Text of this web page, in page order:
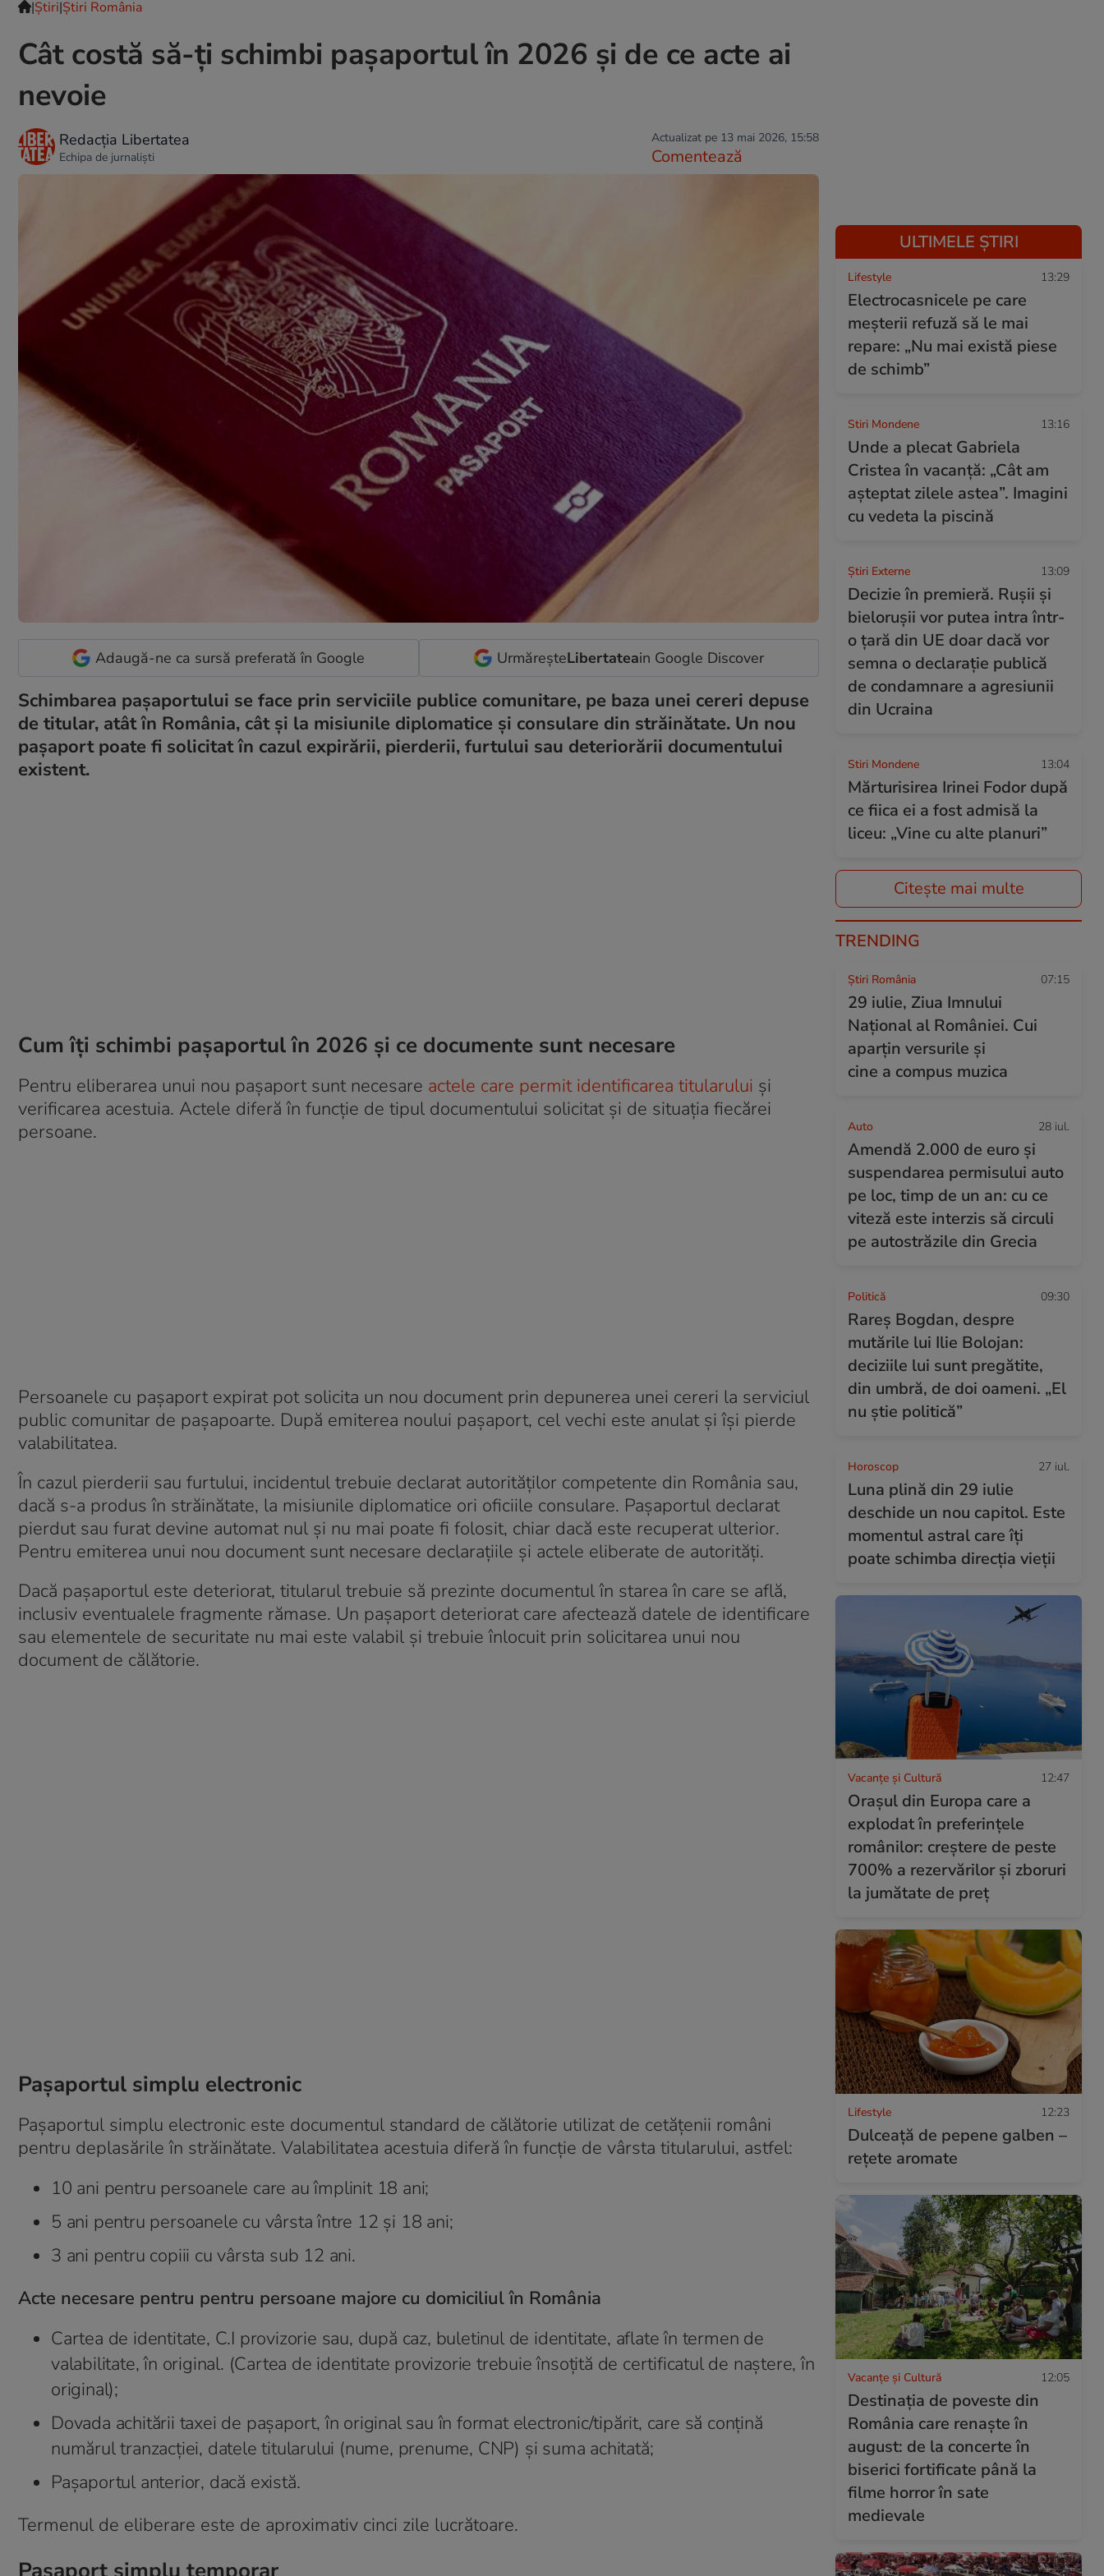
|Ştiri|Știri România
Cât costă să-ți schimbi pașaportul în 2026 și de ce acte ai
nevoie
Redacția Libertatea
Echipa de jurnaliști
Actualizat pe 13 mai 2026, 15:58
Comentează
Adaugă-ne ca sursă preferată în Google UrmăreșteLibertateain Google Discover
Schimbarea pașaportului se face prin serviciile publice comunitare, pe baza unei cereri depuse
de titular, atât în România, cât și la misiunile diplomatice și consulare din străinătate. Un nou
pașaport poate fi solicitat în cazul expirării, pierderii, furtului sau deteriorării documentului
existent.
Cum îți schimbi pașaportul în 2026 și ce documente sunt necesare
Pentru eliberarea unui nou pașaport sunt necesare actele care permit identificarea titularului și
verificarea acestuia. Actele diferă în funcție de tipul documentului solicitat și de situația fiecărei
persoane.
Persoanele cu pașaport expirat pot solicita un nou document prin depunerea unei cereri la serviciul
public comunitar de pașapoarte. După emiterea noului pașaport, cel vechi este anulat și își pierde
valabilitatea.
În cazul pierderii sau furtului, incidentul trebuie declarat autorităților competente din România sau,
dacă s-a produs în străinătate, la misiunile diplomatice ori oficiile consulare. Pașaportul declarat
pierdut sau furat devine automat nul și nu mai poate fi folosit, chiar dacă este recuperat ulterior.
Pentru emiterea unui nou document sunt necesare declarațiile și actele eliberate de autorități.
Dacă pașaportul este deteriorat, titularul trebuie să prezinte documentul în starea în care se află,
inclusiv eventualele fragmente rămase. Un pașaport deteriorat care afectează datele de identificare
sau elementele de securitate nu mai este valabil și trebuie înlocuit prin solicitarea unui nou
document de călătorie.
Pașaportul simplu electronic
Pașaportul simplu electronic este documentul standard de călătorie utilizat de cetățenii români
pentru deplasările în străinătate. Valabilitatea acestuia diferă în funcție de vârsta titularului, astfel:
10 ani pentru persoanele care au împlinit 18 ani;
5 ani pentru persoanele cu vârsta între 12 și 18 ani;
3 ani pentru copiii cu vârsta sub 12 ani.
Acte necesare pentru pentru persoane majore cu domiciliul în România
Cartea de identitate, C.I provizorie sau, după caz, buletinul de identitate, aflate în termen de
valabilitate, în original. (Cartea de identitate provizorie trebuie însoţită de certificatul de naştere, în
original);
Dovada achitării taxei de pașaport, în original sau în format electronic/tipărit, care să conțină
numărul tranzacției, datele titularului (nume, prenume, CNP) și suma achitată;
Pașaportul anterior, dacă există.
Termenul de eliberare este de aproximativ cinci zile lucrătoare.
ULTIMELE ȘTIRI
Lifestyle 13:29
Electrocasnicele pe care
meșterii refuză să le mai
repare: „Nu mai există piese
de schimb”
Stiri Mondene 13:16
Unde a plecat Gabriela
Cristea în vacanță: „Cât am
așteptat zilele astea”. Imagini
cu vedeta la piscină
Știri Externe 13:09
Decizie în premieră. Rușii și
bielorușii vor putea intra într-
o țară din UE doar dacă vor
semna o declarație publică
de condamnare a agresiunii
din Ucraina
Stiri Mondene 13:04
Mărturisirea Irinei Fodor după
ce fiica ei a fost admisă la
liceu: „Vine cu alte planuri”
Citește mai multe
TRENDING
Știri România 07:15
29 iulie, Ziua Imnului
Național al României. Cui
aparțin versurile și
cine a compus muzica
Auto 28 iul.
Amendă 2.000 de euro și
suspendarea permisului auto
pe loc, timp de un an: cu ce
viteză este interzis să circuli
pe autostrăzile din Grecia
Politică 09:30
Rareș Bogdan, despre
mutările lui Ilie Bolojan:
deciziile lui sunt pregătite,
din umbră, de doi oameni. „El
nu știe politică”
Horoscop 27 iul.
Luna plină din 29 iulie
deschide un nou capitol. Este
momentul astral care îți
poate schimba direcția vieții
Vacanțe și Cultură 12:47
Orașul din Europa care a
explodat în preferințele
românilor: creștere de peste
700% a rezervărilor și zboruri
la jumătate de preț
Lifestyle 12:23
Dulceață de pepene galben –
rețete aromate
Vacanțe și Cultură 12:05
Destinația de poveste din
România care renaște în
august: de la concerte în
biserici fortificate până la
filme horror în sate
medievale